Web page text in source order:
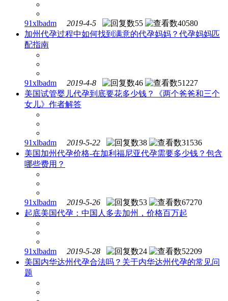
91xlbadm 2019-4-5 55
40580
加州代孕过程中如何找到满意的代孕妈妈？代孕妈妈匹
配指南
91xlbadm 2019-4-8 46
51227
美国试管婴儿代孕到底要花多少钱？《两个爸爸和三个
女儿》作者解答
91xlbadm 2019-5-22 38
31536
美国加州代孕价格-在加利福尼亚代孕需要多少钱？包含
哪些费用？
91xlbadm 2019-5-26 53
67270
起底美国代孕：中国人多去加州，价格百万起
91xlbadm 2019-5-28 24
52209
美国内华达州代孕合法吗？关于内华达州代孕的常见问
题